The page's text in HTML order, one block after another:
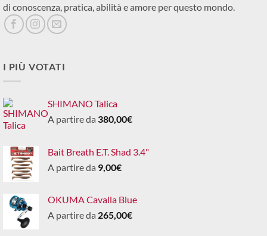
di conoscenza, pratica, abilità e amore per questo mondo.
I PIÙ VOTATI
SHIMANO Talica
A partire da 380,00€
Bait Breath E.T. Shad 3.4"
A partire da 9,00€
OKUMA Cavalla Blue
A partire da 265,00€